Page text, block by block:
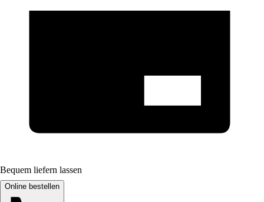
Bequem liefern lassen
Online bestellen